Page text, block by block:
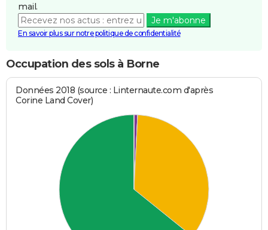
mail.
Je m'abonne
En savoir plus sur notre politique de confidentialité
Occupation des sols à Borne
Données 2018 (source : Linternaute.com d'après
Corine Land Cover)